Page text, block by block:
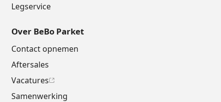
Legservice
Over BeBo Parket
Contact opnemen
Aftersales
Vacatures
Samenwerking